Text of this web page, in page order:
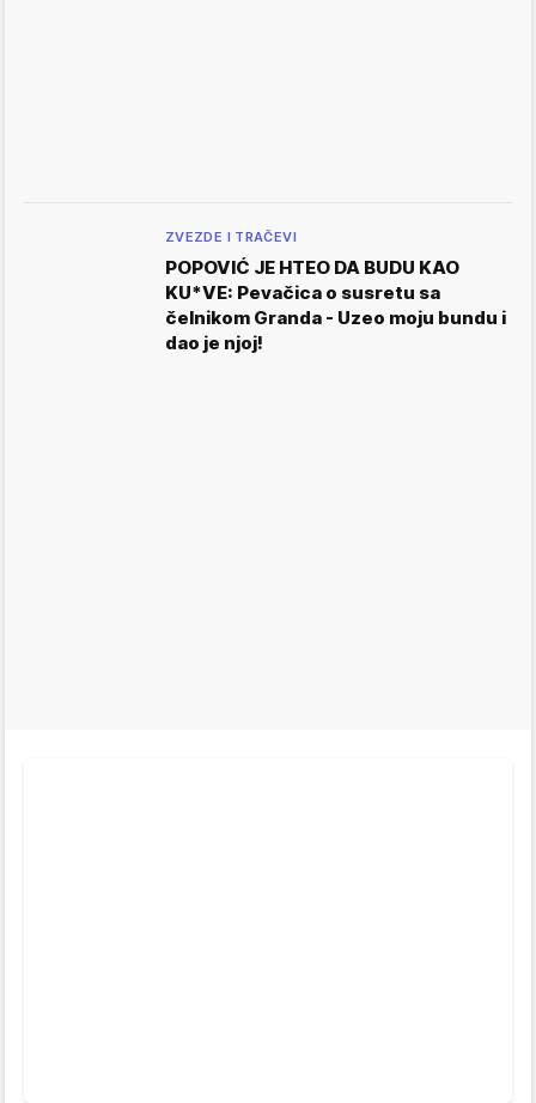
ZVEZDE I TRAČEVI
POPOVIĆ JE HTEO DA BUDU KAO
KU*VE: Pevačica o susretu sa
čelnikom Granda - Uzeo moju bundu i
dao je njoj!